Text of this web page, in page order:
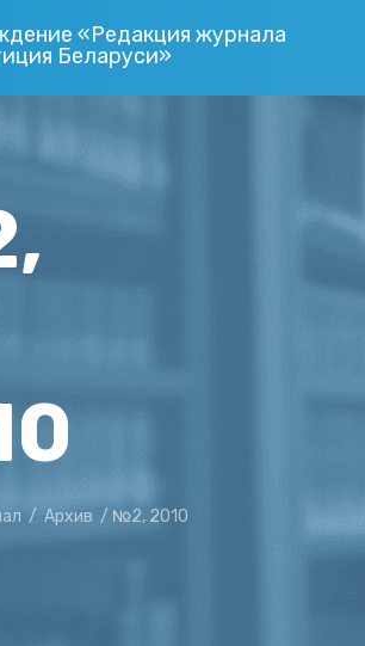
«Редакция журнала
Беларуси»
/ Архив / №2, 2010